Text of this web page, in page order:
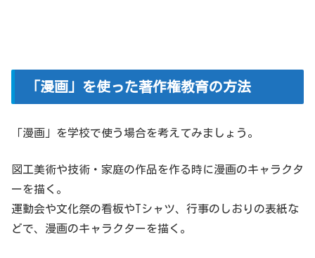
「漫画」を使った著作権教育の方法
「漫画」を学校で使う場合を考えてみましょう。
図工美術や技術・家庭の作品を作る時に漫画のキャラクタ
ーを描く。
運動会や文化祭の看板やTシャツ、行事のしおりの表紙な
どで、漫画のキャラクターを描く。